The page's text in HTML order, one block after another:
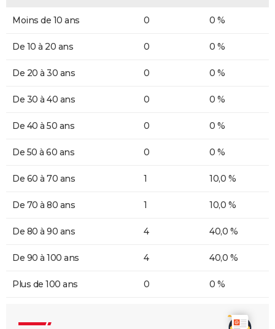
Moins de 10 ans 0 0 %
De 10 à 20 ans 0 0 %
De 20 à 30 ans 0 0 %
De 30 à 40 ans 0 0 %
De 40 à 50 ans 0 0 %
De 50 à 60 ans 0 0 %
De 60 à 70 ans 1 10,0 %
De 70 à 80 ans 1 10,0 %
De 80 à 90 ans 4 40,0 %
De 90 à 100 ans 4 40,0 %
Plus de 100 ans 0 0 %